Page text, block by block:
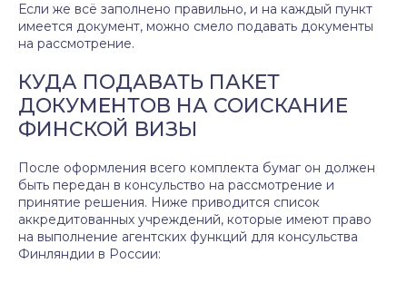
Если же всё заполнено правильно, и на каждый пункт
имеется документ, можно смело подавать документы
на рассмотрение.
КУДА ПОДАВАТЬ ПАКЕТ
ДОКУМЕНТОВ НА СОИСКАНИЕ
ФИНСКОЙ ВИЗЫ
После оформления всего комплекта бумаг он должен
быть передан в консульство на рассмотрение и
принятие решения. Ниже приводится список
аккредитованных учреждений, которые имеют право
на выполнение агентских функций для консульства
Финляндии в России: